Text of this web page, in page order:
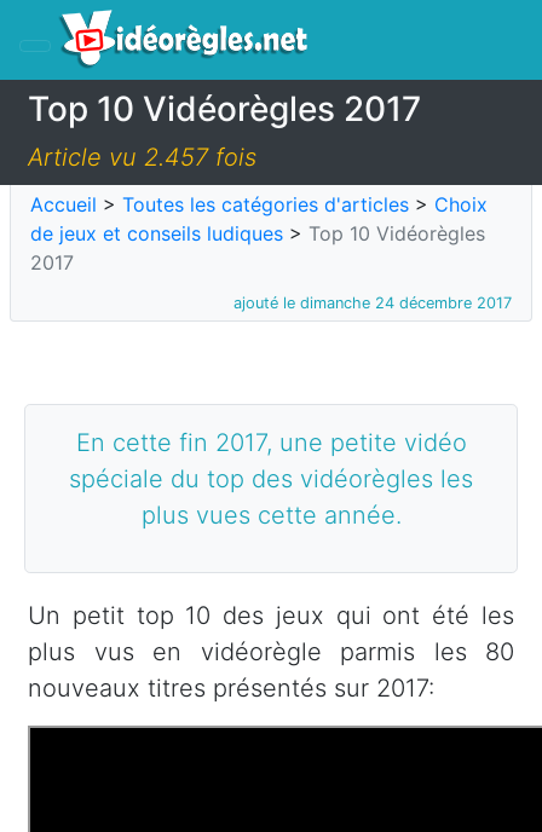
Top 10 Vidéorègles 2017
Article vu 2.457 fois
Accueil > Toutes les catégories d'articles > Choix
de jeux et conseils ludiques > Top 10 Vidéorègles
2017
ajouté le dimanche 24 décembre 2017
En cette fin 2017, une petite vidéo
spéciale du top des vidéorègles les
plus vues cette année.
Un petit top 10 des jeux qui ont été les
plus vus en vidéorègle parmis les 80
nouveaux titres présentés sur 2017: